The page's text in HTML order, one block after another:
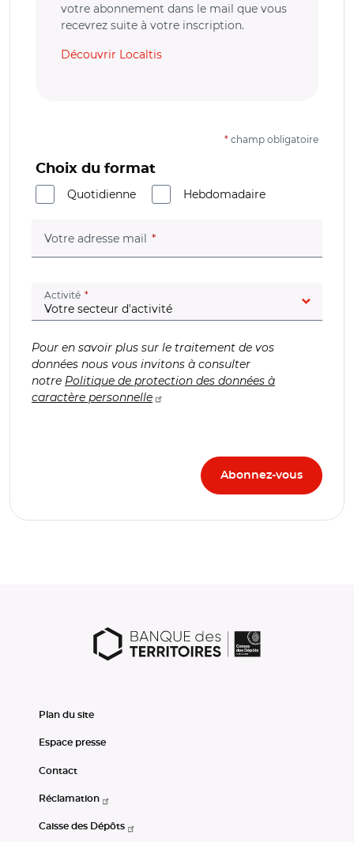
votre abonnement dans le mail que vous
recevrez suite à votre inscription.
Découvrir Localtis
* champ obligatoire
Choix du format
Quotidienne
Hebdomadaire
Votre adresse mail (champ obligatoire)
Activité (champ obligatoire)
Pour en savoir plus sur le traitement de vos
données nous vous invitons à consulter
notre Politique de protection des données à
caractère personnelle
Plan du site
Espace presse
Contact
Réclamation
Caisse des Dépôts